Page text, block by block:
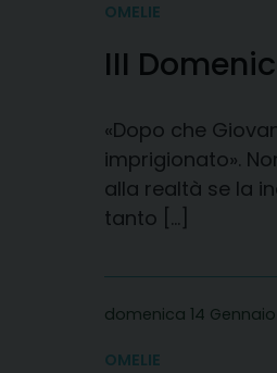
OMELIE
III
«Dopo che
imprigionato».
alla realtà se la
tanto […]
domenica 14
OMELIE